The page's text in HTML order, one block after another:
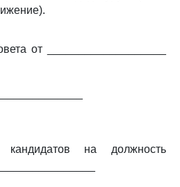
от ___________________
на должность